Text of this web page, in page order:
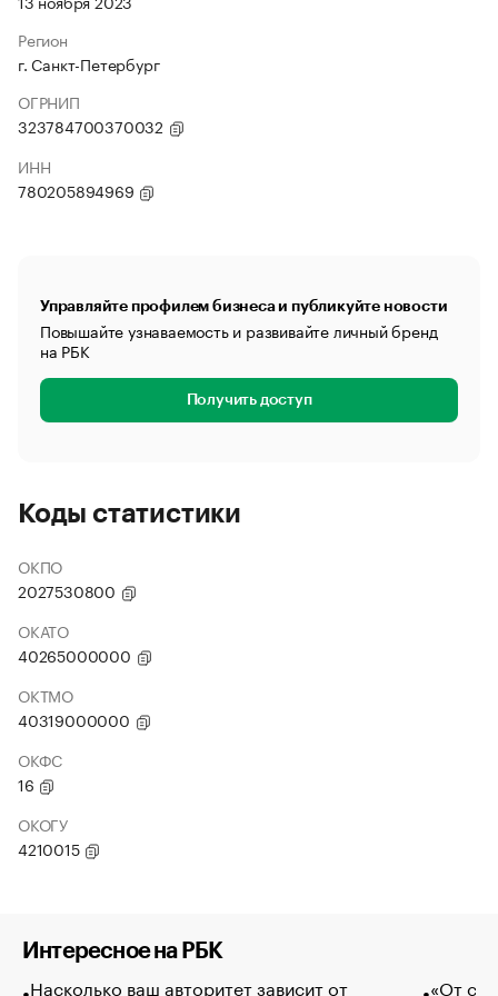
Регион
г. Санкт-Петербург
ОГРНИП
323784700370032
ИНН
780205894969
Управляйте профилем бизнеса и публикуйте новости
Повышайте узнаваемость и развивайте личный бренд
на РБК
Получить доступ
Коды статистики
ОКПО
2027530800
ОКАТО
40265000000
ОКТМО
40319000000
ОКФС
16
ОКОГУ
4210015
Интересное на РБК
Насколько ваш авторитет зависит от
«От